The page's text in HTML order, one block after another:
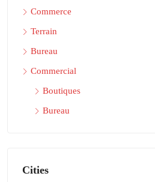
Commerce
Terrain
Bureau
Commercial
Boutiques
Bureau
Cities